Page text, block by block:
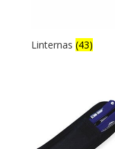
Linternas (43)